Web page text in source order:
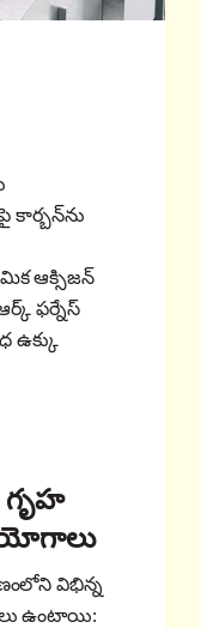
కార్బన్‌ను
ఆక్సిజన్
ఫర్నేస్
ఉక్కు
గృహ
విభిన్న
ఉంటాయి: